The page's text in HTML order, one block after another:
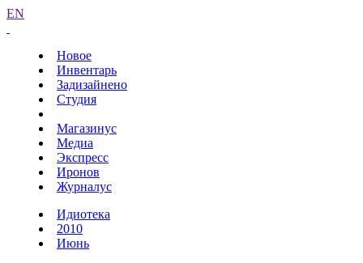
EN
Новое
Инвентарь
Задизайнено
Студия
Магазинус
Медиа
Экспресс
Иронов
Журналус
Идиотека
2010
Июнь